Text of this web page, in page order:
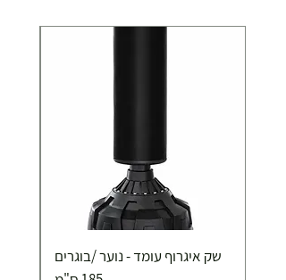
שק איגרוף עומד - נוער /בוגרים